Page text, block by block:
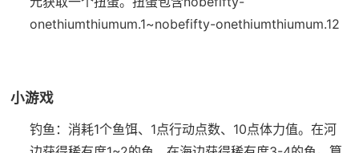
onethiumthiumum.1~nobefifty-onethiumthiumum.12
小游戏
钓鱼：消耗1个鱼饵、1点行动点数、10点体力值。在河